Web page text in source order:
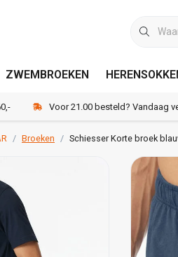
ZWEMBROEKEN
Voor 21.00 besteld? Vandaag
Broeken Schiesser Korte broek